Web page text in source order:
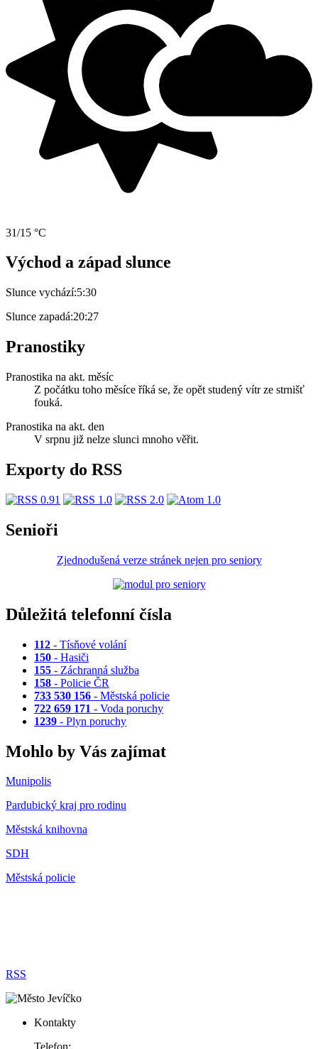
31/15 °C
Východ a západ slunce
Slunce vychází:5:30
Slunce zapadá:20:27
Pranostiky
Pranostika na akt. měsíc
Z počátku toho měsíce říká se, že opět studený vítr ze strnišť
fouká.
Pranostika na akt. den
V srpnu již nelze slunci mnoho věřit.
Exporty do RSS
Senioři
Zjednodušená verze stránek nejen pro seniory
Důležitá telefonní čísla
112 - Tísňové volání
150 - Hasiči
155 - Záchranná služba
158 - Policie ČR
733 530 156 - Městská policie
722 659 171 - Voda poruchy
1239 - Plyn poruchy
Mohlo by Vás zajímat
Munipolis
Pardubický kraj pro rodinu
Městská knihovna
SDH
Městská policie
RSS
Kontakty